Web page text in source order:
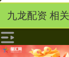
九龙配资 相